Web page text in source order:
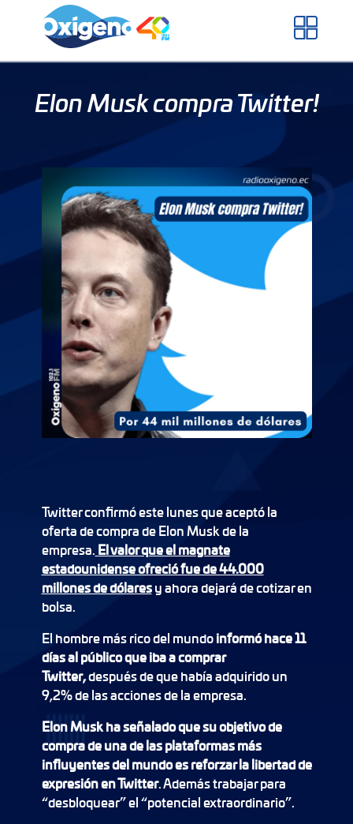
Elon Musk compra Twitter!
Twitter confirmó este lunes que aceptó la
oferta de compra de Elon Musk de la
empresa. El valor que el magnate
estadounidense ofreció fue de 44.000
millones de dólaresy ahora dejará de cotizar en
bolsa.
El hombre más rico del mundoinformó hace 11
días al público que iba a comprar
Twitter,después de que había adquirido un
9,2% de las acciones de la empresa.
Elon Musk ha señalado que su objetivo de
compra de una de las plataformas más
influyentes del mundo es reforzar la libertad de
expresión en Twitter. Además trabajar para
“desbloquear” el “potencial extraordinario”.